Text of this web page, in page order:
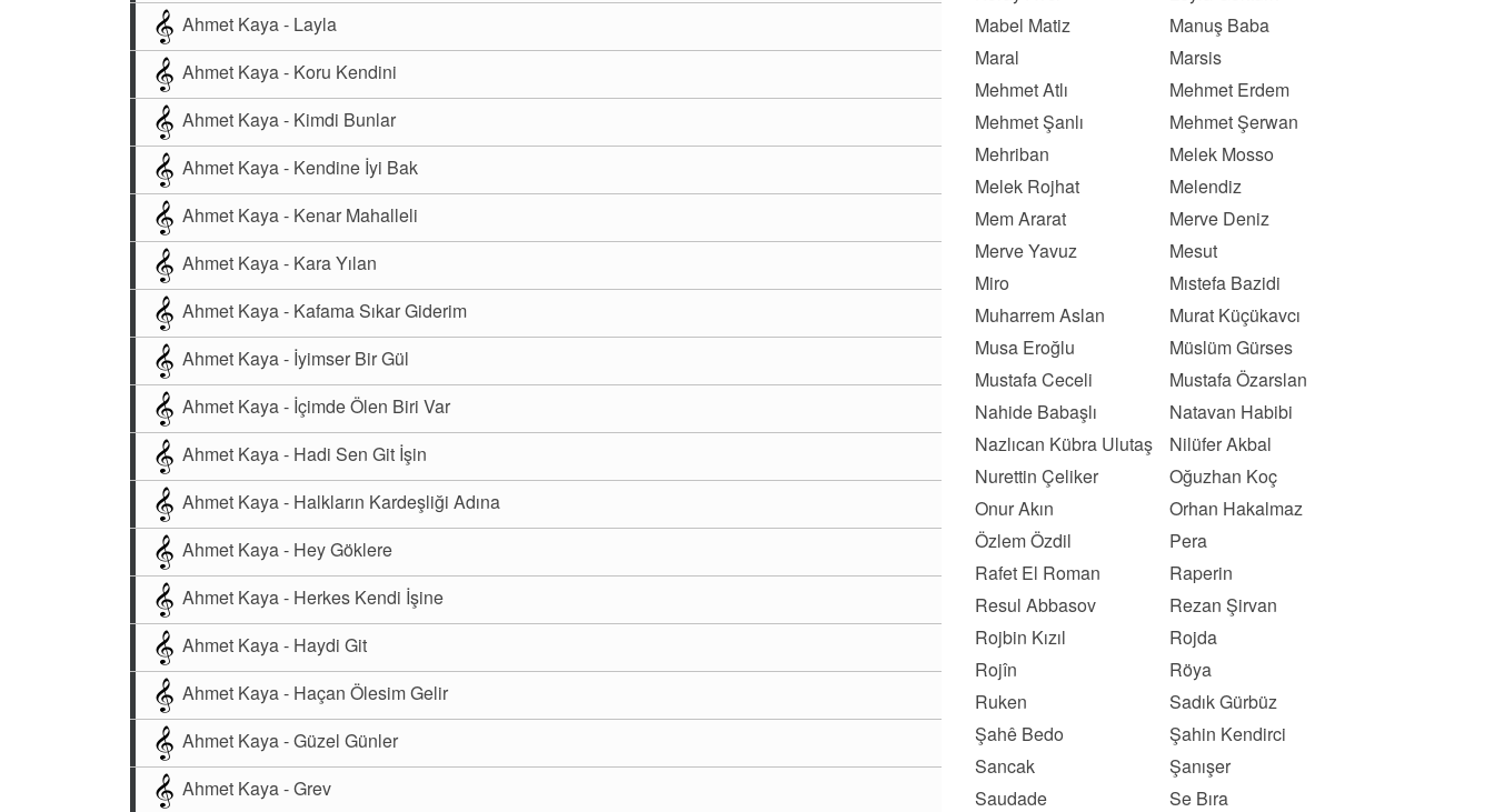
Ahmet Kaya - Layla
Ahmet Kaya - Koru Kendini
Ahmet Kaya - Kimdi Bunlar
Ahmet Kaya - Kendine İyi Bak
Ahmet Kaya - Kenar Mahalleli
Ahmet Kaya - Kara Yılan
Ahmet Kaya - Kafama Sıkar Giderim
Ahmet Kaya - İyimser Bir Gül
Ahmet Kaya - İçimde Ölen Biri Var
Ahmet Kaya - Hadi Sen Git İşin
Ahmet Kaya - Halkların Kardeşliği Adına
Ahmet Kaya - Hey Göklere
Ahmet Kaya - Herkes Kendi İşine
Ahmet Kaya - Haydi Git
Ahmet Kaya - Haçan Ölesim Gelir
Ahmet Kaya - Güzel Günler
Ahmet Kaya - Grev
Mabel Matiz
Manuş Baba
Maral
Marsis
Mehmet Atlı
Mehmet Erdem
Mehmet Şanlı
Mehmet Şerwan
Mehriban
Melek Mosso
Melek Rojhat
Melendiz
Mem Ararat
Merve Deniz
Merve Yavuz
Mesut
Miro
Mıstefa Bazidi
Muharrem Aslan
Murat Küçükavcı
Musa Eroğlu
Müslüm Gürses
Mustafa Ceceli
Mustafa Özarslan
Nahide Babaşlı
Natavan Habibi
Nazlıcan Kübra Ulutaş
Nilüfer Akbal
Nurettin Çeliker
Oğuzhan Koç
Onur Akın
Orhan Hakalmaz
Özlem Özdil
Pera
Rafet El Roman
Raperin
Resul Abbasov
Rezan Şirvan
Rojbin Kızıl
Rojda
Rojîn
Röya
Ruken
Sadık Gürbüz
Şahê Bedo
Şahin Kendirci
Sancak
Şanışer
Saudade
Se Bıra